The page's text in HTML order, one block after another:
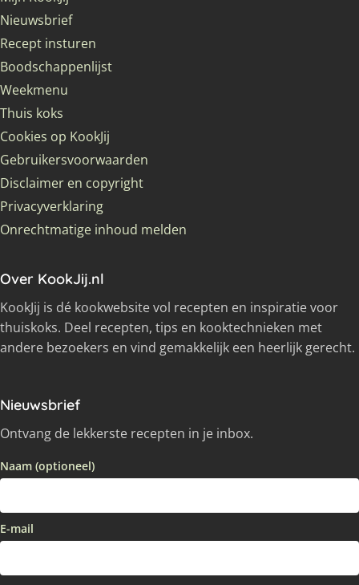
Nieuwsbrief
Recept insturen
Boodschappenlijst
Weekmenu
Thuis koks
Cookies op KookJij
Gebruikersvoorwaarden
Disclaimer en copyright
Privacyverklaring
Onrechtmatige inhoud melden
Over KookJij.nl
KookJij is dé kookwebsite vol recepten en inspiratie voor
thuiskoks. Deel recepten, tips en kooktechnieken met
andere bezoekers en vind gemakkelijk een heerlijk gerecht.
Nieuwsbrief
Ontvang de lekkerste recepten in je inbox.
Naam (optioneel)
E-mail